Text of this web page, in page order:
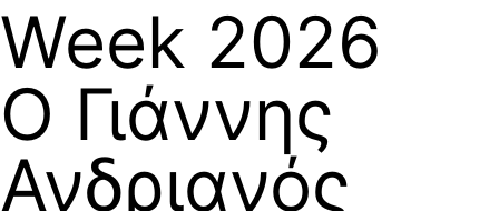
Week 2026
Ο Γιάννης
Ανδριανός